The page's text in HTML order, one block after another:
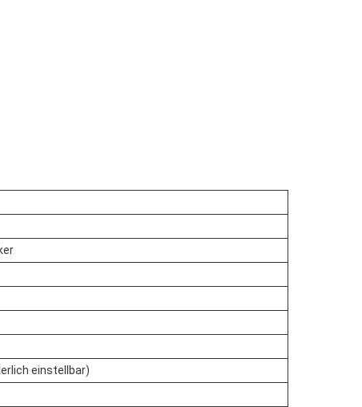
einstellbar)